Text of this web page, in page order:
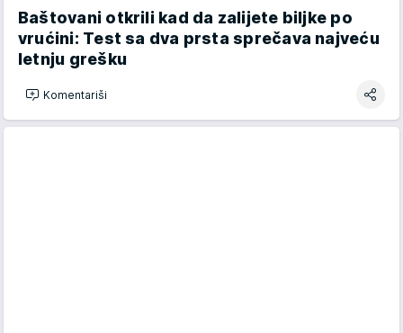
Baštovani otkrili kad da zalijete biljke po
vrućini: Test sa dva prsta sprečava najveću
letnju grešku
Komentariši